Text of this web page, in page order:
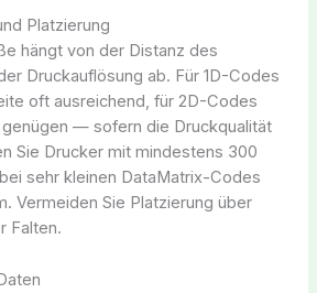
Platzierung
hängt von der Distanz des
Druckauflösung ab. Für 1D-Codes
oft ausreichend, für 2D-Codes
genügen — sofern die Druckqualität
Sie Drucker mit mindestens 300
sehr kleinen DataMatrix-Codes
Vermeiden Sie Platzierung über
Falten.